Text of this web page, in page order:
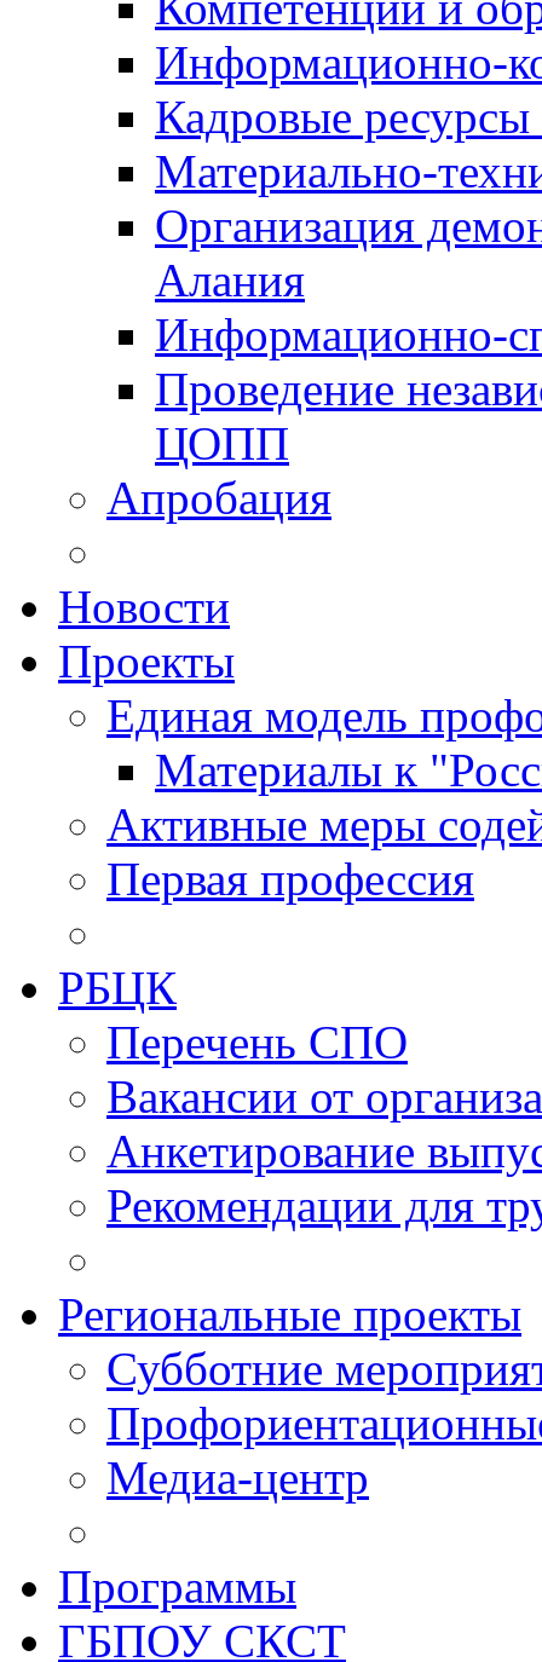
Информационно-
Кадровые
Материально-
Организация
Алания
Информационно-
Проведение
ЦОПП
Апробация
Новости
Проекты
Единая модель
Материалы к
Активные меры
Первая профессия
РБЦК
Перечень СПО
Вакансии от
Анкетирование
Рекомендации для
Региональные проекты
Субботние
Медиа-центр
Программы
ГБПОУ СКСТ